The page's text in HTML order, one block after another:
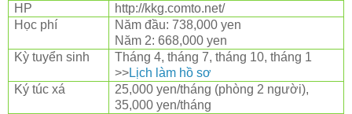
HP
http://kkg.comto.net/
Học phí
Năm đầu: 738,000 yen
Năm 2: 668,000 yen
Kỳ tuyển sinh
Tháng 4, tháng 7, tháng 10, tháng 1
>>Lịch làm hồ sơ
Ký túc xá
25,000 yen/tháng (phòng 2 người),
35,000 yen/tháng